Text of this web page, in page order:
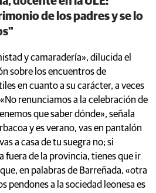
de los padres y se lo
y camaradería», dilucida el
sobre los encuentros de
en cuanto a su carácter, a veces
renunciamos a la celebración de
que saber dónde», señala
y es verano, vas en pantalón
a casa de tu suegra no; si
fuera de la provincia, tienes que ir
en palabras de Barreñada, «otra
pendones a la sociedad leonesa es